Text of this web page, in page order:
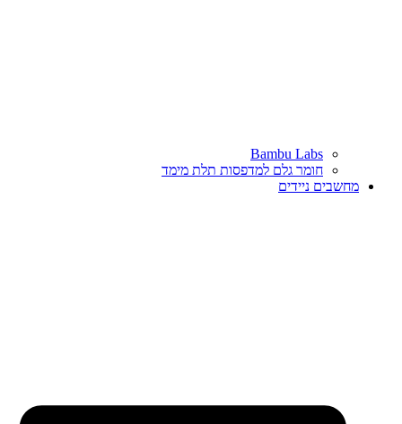
Bambu Labs
חומר גלם למדפסות תלת מימד
מחשבים ניידים